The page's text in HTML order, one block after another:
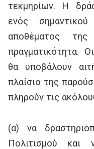
τεκμηρίων. Η
ενός
αποθέματος
πραγματικότητα.
θα υποβάλουν
πλαίσιο της
πληρούν τις
(α) να
Πολιτισμού